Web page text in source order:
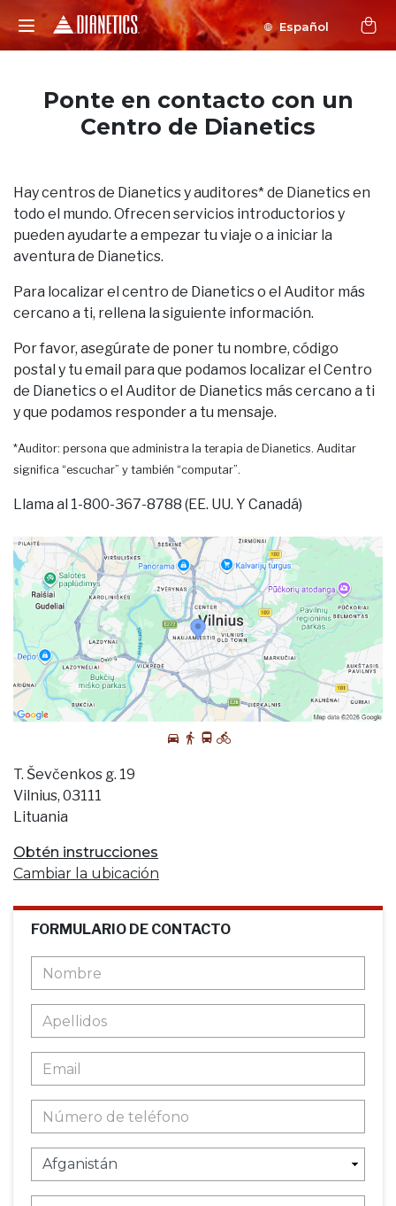
Español
Ponte en contacto con un
Centro de Dianetics
Hay centros de Dianetics y auditores* de Dianetics en
todo el mundo. Ofrecen servicios introductorios y
pueden ayudarte a empezar tu viaje o a iniciar la
aventura de Dianetics.
Para localizar el centro de Dianetics o el Auditor más
cercano a ti, rellena la siguiente información.
Por favor, asegúrate de poner tu nombre, código
postal y tu email para que podamos localizar el Centro
de Dianetics o el Auditor de Dianetics más cercano a ti
y que podamos responder a tu mensaje.
*Auditor: persona que administra la terapia de Dianetics. Auditar
significa “escuchar” y también “computar”.
Llama al 1-800-367-8788 (EE. UU. Y Canadá)
T. Ševčenkos g. 19
Vilnius, 03111
Lituania
Obtén instrucciones
Cambiar la ubicación
FORMULARIO DE CONTACTO